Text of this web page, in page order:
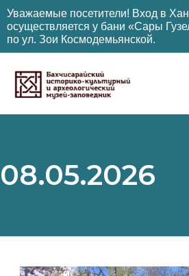
Уважаемые посетители! Вход в
осуществляется у бани «Сары
по ул. Зои Космодемьянской.
содержимому
08.05.2026